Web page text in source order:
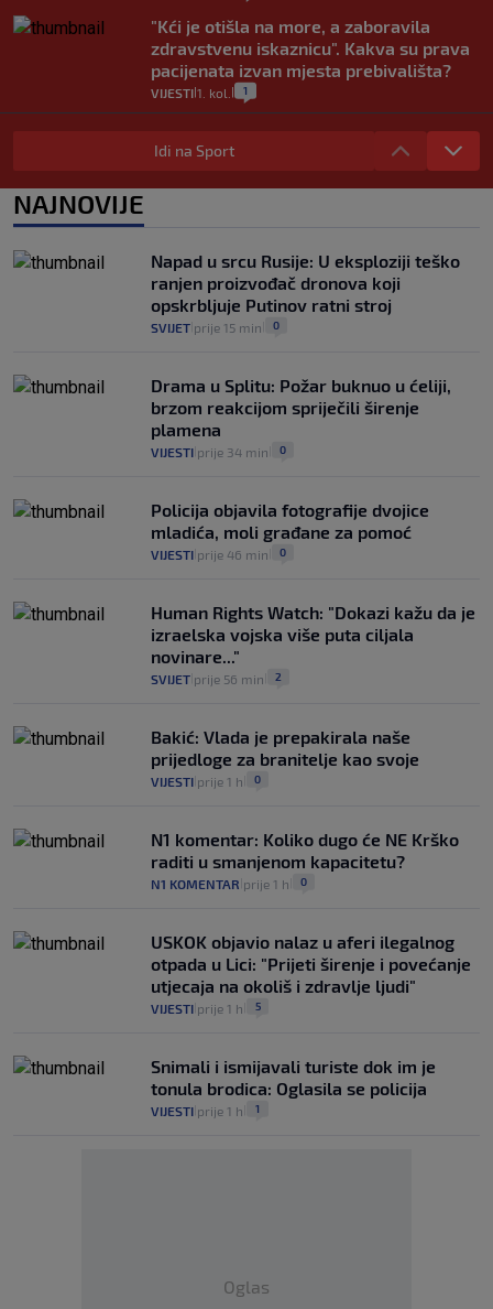
"Kći je otišla na more, a zaboravila
zdravstvenu iskaznicu". Kakva su prava
pacijenata izvan mjesta prebivališta?
VIJESTI 1. kol. 1
Provjerili smo "što ćemo onda" ako
Plenković na 15 dana ukine mjere: "Ne bi
se dogodilo ništa. Vlada se zaljubila u te
intervencije"
Analitičar o Mostu: Oni su u yin-yang
poziciji i imaju drugog najpoznatijeg
bravara u povijesti Hrvatske
VIJESTI 30. srp. 16
Idi na Sport
NAJNOVIJE
Napad u srcu Rusije: U eksploziji teško
ranjen proizvođač dronova koji
opskrbljuje Putinov ratni stroj
SVIJET prije 15 min 0
Drama u Splitu: Požar buknuo u ćeliji,
brzom reakcijom spriječili širenje
plamena
VIJESTI prije 34 min 0
Policija objavila fotografije dvojice
mladića, moli građane za pomoć
VIJESTI prije 46 min 0
Human Rights Watch: "Dokazi kažu da je
izraelska vojska više puta ciljala
novinare..."
SVIJET prije 56 min 2
Bakić: Vlada je prepakirala naše
prijedloge za branitelje kao svoje
VIJESTI prije 1 h 0
N1 komentar: Koliko dugo će NE Krško
raditi u smanjenom kapacitetu?
N1 KOMENTAR prije 1 h 0
USKOK objavio nalaz u aferi ilegalnog
otpada u Lici: "Prijeti širenje i povećanje
utjecaja na okoliš i zdravlje ljudi"
VIJESTI prije 1 h 5
Snimali i ismijavali turiste dok im je
tonula brodica: Oglasila se policija
VIJESTI prije 1 h 1
Oglas